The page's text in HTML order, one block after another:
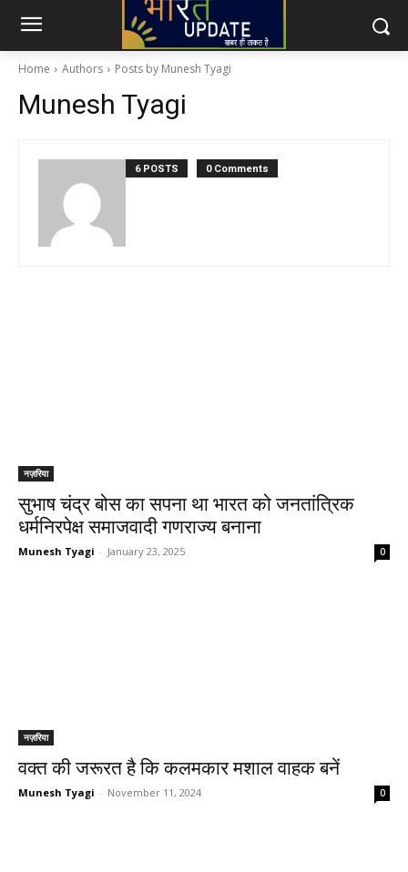
Home Authors Posts by Munesh Tyagi
Munesh Tyagi
6 POSTS 0 Comments
नज़रिया
सुभाष चंद्र बोस का सपना था भारत को जनतांत्रिक
धर्मनिरपेक्ष समाजवादी गणराज्य बनाना
Munesh Tyagi - January 23, 2025 0
नज़रिया
वक्त की जरूरत है कि कलमकार मशाल वाहक बनें
Munesh Tyagi - November 11, 2024 0